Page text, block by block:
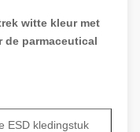
witte kleur met
de parmaceutical
ESD kledingstuk